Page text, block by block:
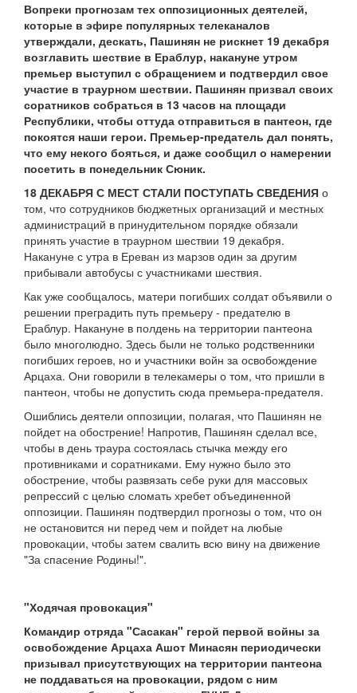
Вопреки прогнозам тех оппозиционных деятелей,
которые в эфире популярных телеканалов
утверждали, дескать, Пашинян не рискнет 19 декабря
возглавить шествие в Ераблур, накануне утром
премьер выступил с обращением и подтвердил свое
участие в траурном шествии. Пашинян призвал своих
соратников собраться в 13 часов на площади
Республики, чтобы оттуда отправиться в пантеон, где
покоятся наши герои. Премьер-предатель дал понять,
что ему некого бояться, и даже сообщил о намерении
посетить в понедельник Сюник.
18 ДЕКАБРЯ С МЕСТ СТАЛИ ПОСТУПАТЬ СВЕДЕНИЯ о
том, что сотрудников бюджетных организаций и местных
администраций в принудительном порядке обязали
принять участие в траурном шествии 19 декабря.
Накануне с утра в Ереван из марзов один за другим
прибывали автобусы с участниками шествия.
Как уже сообщалось, матери погибших солдат объявили о
решении преградить путь премьеру - предателю в
Ераблур. Накануне в полдень на территории пантеона
было многолюдно. Здесь были не только родственники
погибших героев, но и участники войн за освобождение
Арцаха. Они говорили в телекамеры о том, что пришли в
пантеон, чтобы не допустить сюда премьера-предателя.
Ошиблись деятели оппозиции, полагая, что Пашинян не
пойдет на обострение! Напротив, Пашинян сделал все,
чтобы в день траура состоялась стычка между его
противниками и соратниками. Ему нужно было это
обострение, чтобы развязать себе руки для массовых
репрессий с целью сломать хребет объединенной
оппозиции. Пашинян подтвердил прогнозы о том, что он
не остановится ни перед чем и пойдет на любые
провокации, чтобы затем свалить всю вину на движение
"За спасение Родины!".
"Ходячая провокация"
Командир отряда "Сасакан" герой первой войны за
освобождение Арцаха Ашот Минасян периодически
призывал присутствующих на территории пантеона
не поддаваться на провокации, рядом с ним